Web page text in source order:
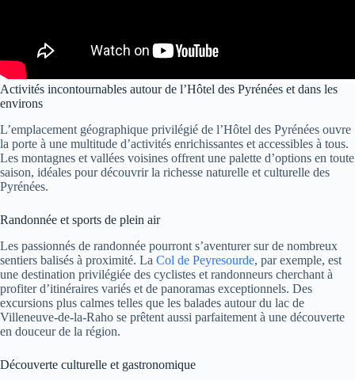
Activités incontournables autour de l’Hôtel des Pyrénées et dans les
environs
L’emplacement géographique privilégié de l’Hôtel des Pyrénées ouvre
la porte à une multitude d’activités enrichissantes et accessibles à tous.
Les montagnes et vallées voisines offrent une palette d’options en toute
saison, idéales pour découvrir la richesse naturelle et culturelle des
Pyrénées.
Randonnée et sports de plein air
Les passionnés de randonnée pourront s’aventurer sur de nombreux
sentiers balisés à proximité. La Col de Peyresourde, par exemple, est
une destination privilégiée des cyclistes et randonneurs cherchant à
profiter d’itinéraires variés et de panoramas exceptionnels. Des
excursions plus calmes telles que les balades autour du lac de
Villeneuve-de-la-Raho se prêtent aussi parfaitement à une découverte
en douceur de la région.
Découverte culturelle et gastronomique